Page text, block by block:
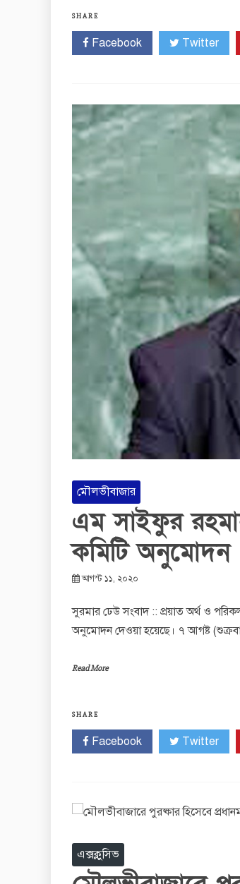
SHARE
Facebook Twitter
মৌলভীবাজার
এম সাইফুর রহমান
কমিটি অনুমোদন
আগস্ট ১১, ২০২০
সুরমার ঢেউ সংবাদ :: প্রয়াত অর্থ ও
অনুমোদন দেওয়া হয়েছে। ৭ আগষ্ট
Read More
SHARE
Facebook Twitter
এক্সক্লুসিভ